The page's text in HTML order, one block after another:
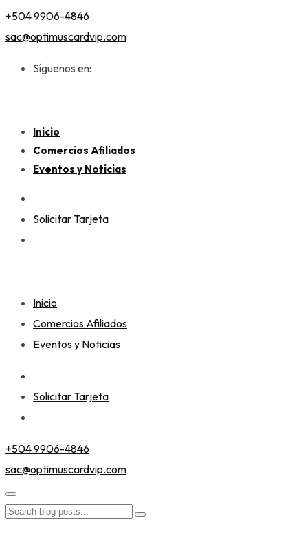
+504 9906-4846
sac@optimuscardvip.com
Síguenos en:
Inicio
Comercios Afiliados
Eventos y Noticias
Solicitar Tarjeta
Inicio
Comercios Afiliados
Eventos y Noticias
Solicitar Tarjeta
+504 9906-4846
sac@optimuscardvip.com